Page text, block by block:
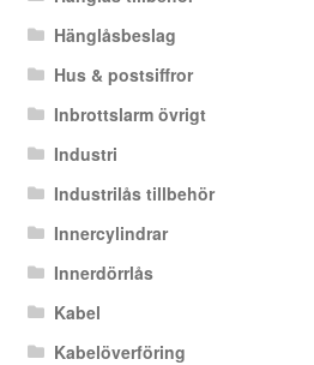
Hänglåsbeslag
Hus & postsiffror
Inbrottslarm övrigt
Industri
Industrilås tillbehör
Innercylindrar
Innerdörrlås
Kabel
Kabelöverföring